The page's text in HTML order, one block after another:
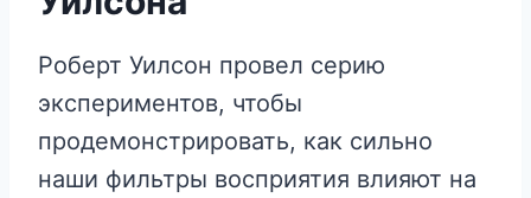
Роберт Уилсон провел серию
экспериментов, чтобы
продемонстрировать, как сильно
наши фильтры восприятия влияют на